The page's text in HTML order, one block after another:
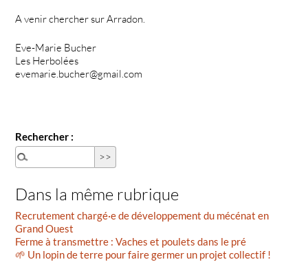
A venir chercher sur Arradon.
Eve-Marie Bucher
Les Herbolées
evemarie.bucher@gmail.com
Rechercher :
Dans la même rubrique
Recrutement chargé·e de développement du mécénat en
Grand Ouest
Ferme à transmettre : Vaches et poulets dans le pré
🌱 Un lopin de terre pour faire germer un projet collectif !